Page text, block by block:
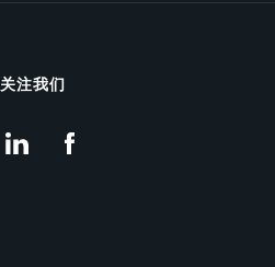
关注我们
LinkedInFacebook